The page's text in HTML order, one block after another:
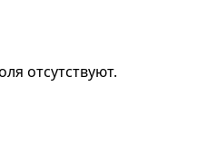
отсутствуют.